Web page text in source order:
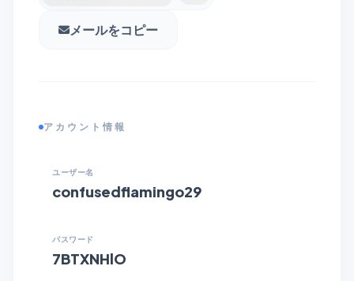
メールをコピー
アカウント情報
ユーザー名
confusedflamingo29
パスワード
7BTXNHlO